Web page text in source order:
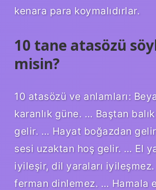
kenara para koymalıdırlar.
10 tane atasözü
misin?
10 atasözü ve anlamları:
karanlık güne. … Baştan
gelir. … Hayat boğazdan
sesi uzaktan hoş gelir. … El
iyileşir, dil yaraları
ferman dinlemez. … Hamala